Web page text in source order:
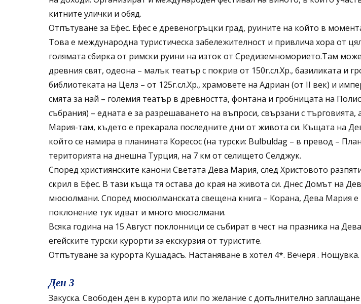
китните улички и обяд.
Отпътуване за Ефес. Ефес е древеногръцки град, руините на който в
Това е международна туристическа забележителност и привлича хора от
голямата сбирка от римски руини на изток от Средиземноморието.Там
древния свят, одеона – малък театър с покрив от 150г.сл.Хр., базиликата и
библиотеката на Целз – от 125г.сл.Хр., храмовете на Адриан (от II век) и
смята за най – големия театър в древността, фонтана и гробницата на
събрания) – едната е за разрешаването на въпроси, свързани с
Мария-там, където е прекарала последните дни от живота си. Къщата на
който се намира в планината Коресос (на турски: Bulbuldag – в превод –
територията на днешна Турция, на 7 км от селището Селджук.
Според християнските канони Светата Дева Мария, след Христовото
скрил в Ефес. В тази къща тя остава до края на живота си. Днес Домът на
мюсюлмани. Според мюсюлманската свещена книга – Корана, Дева Мария
поклонение тук идват и много мюсюлмани.
Всяка година на 15 Август поклонници се събират в чест на празника на
егейските турски курорти за екскурзия от туристите.
Отпътуване за курорта Кушадасъ. Настаняване в хотел 4*. Вечеря . Нощувка.
Ден 3
Закуска. Свободен ден в курорта или по желание с допълнително